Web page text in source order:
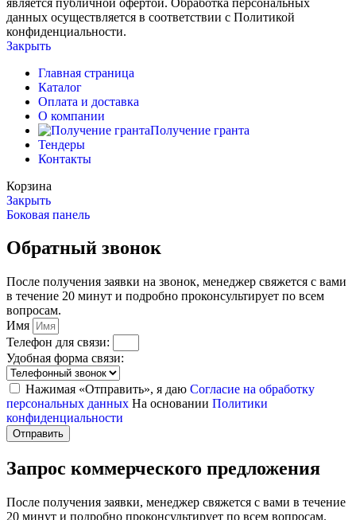
данных осуществляется в соответствии с Политикой
конфиденциальности.
Закрыть
Главная страница
Каталог
Оплата и доставка
О компании
Получение гранта
Тендеры
Контакты
Корзина
Закрыть
Боковая панель
Обратный звонок
После получения заявки на звонок, менеджер свяжется с вами
в течение 20 минут и подробно проконсультирует по всем
вопросам.
Имя
Телефон для связи:
Удобная форма связи:
Нажимая «Отправить», я даю Согласие на обработку
персональных данных На основании Политики
конфиденциальности
Отправить
Запрос коммерческого предложения
После получения заявки, менеджер свяжется с вами в течение
20 минут и подробно проконсультирует по всем вопросам.